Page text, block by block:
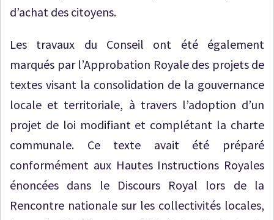
d’achat des citoyens.
Les travaux du Conseil ont été également
marqués par l’Approbation Royale des projets de
textes visant la consolidation de la gouvernance
locale et territoriale, à travers l’adoption d’un
projet de loi modifiant et complétant la charte
communale. Ce texte avait été préparé
conformément aux Hautes Instructions Royales
énoncées dans le Discours Royal lors de la
Rencontre nationale sur les collectivités locales,